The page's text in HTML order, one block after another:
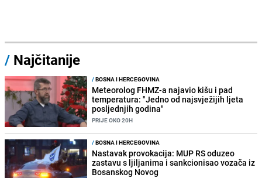
/ Najčitanije
/BOSNA I HERCEGOVINA
Meteorolog FHMZ-a najavio kišu i pad
temperatura: "Jedno od najsvježijih ljeta
posljednjih godina"
PRIJE OKO 20H
/BOSNA I HERCEGOVINA
Nastavak provokacija: MUP RS oduzeo
zastavu s ljiljanima i sankcionisao vozača iz
Bosanskog Novog